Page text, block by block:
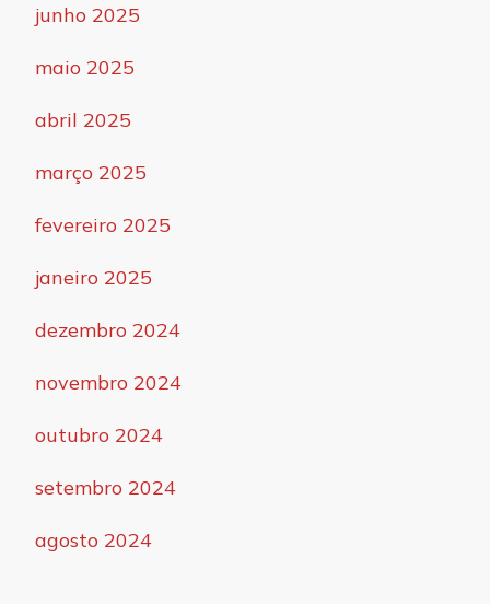
junho 2025
maio 2025
abril 2025
março 2025
fevereiro 2025
janeiro 2025
dezembro 2024
novembro 2024
outubro 2024
setembro 2024
agosto 2024